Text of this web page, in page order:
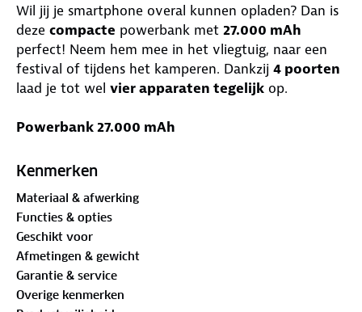
Wil jij je smartphone overal kunnen opladen? Dan is
deze compacte powerbank met 27.000 mAh
perfect! Neem hem mee in het vliegtuig, naar een
festival of tijdens het kamperen. Dankzij 4 poorten
laad je tot wel vier apparaten tegelijk op.
Powerbank 27.000 mAh
capaciteit ondanks zijn compacte formaat. Oplaad je
Geen stopcontact meer nodig!
Razendsnel opladen
Met Quick Charge 3.0 en Power Delivery laad je
supersnel op. Binnen 30 minuten kan je apparaat
tot 58% worden opgeladen. De powerbank heeft 1
Kenmerken
Materiaal & afwerking
Functies & opties
Geschikt voor
Afmetingen & gewicht
Garantie & service
Overige kenmerken